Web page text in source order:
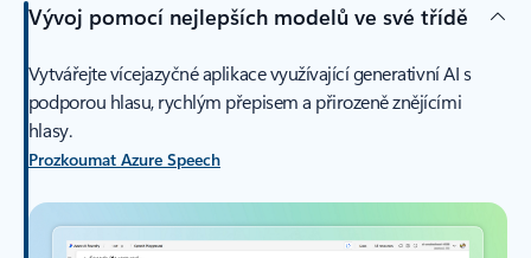
Vývoj pomocí nejlepších modelů ve své třídě
Vytvářejte vícejazyčné aplikace využívající generativní AI s
podporou hlasu, rychlým přepisem a přirozeně znějícími
hlasy.
Prozkoumat Azure Speech